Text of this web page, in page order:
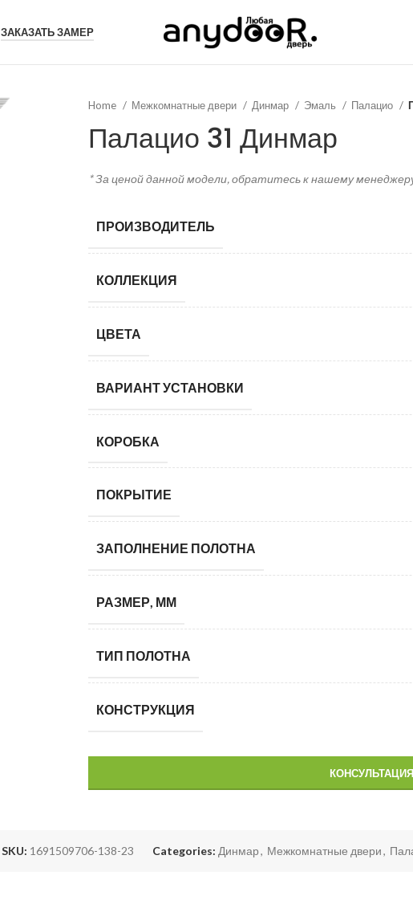
ЗАКАЗАТЬ ЗАМЕР
Home Межкомнатные двери Динмар Эмаль Палацио
Палацио 31 Динмар
* За ценой данной модели, обратитесь к нашему
ПРОИЗВОДИТЕЛЬ
КОЛЛЕКЦИЯ
ЦВЕТА
ВАРИАНТ УСТАНОВКИ
КОРОБКА
ПОКРЫТИЕ
ЗАПОЛНЕНИЕ ПОЛОТНА
РАЗМЕР, ММ
ТИП ПОЛОТНА
КОНСТРУКЦИЯ
SKU: 1691509706-138-23 Categories: Динмар, Межкомнатные двери,